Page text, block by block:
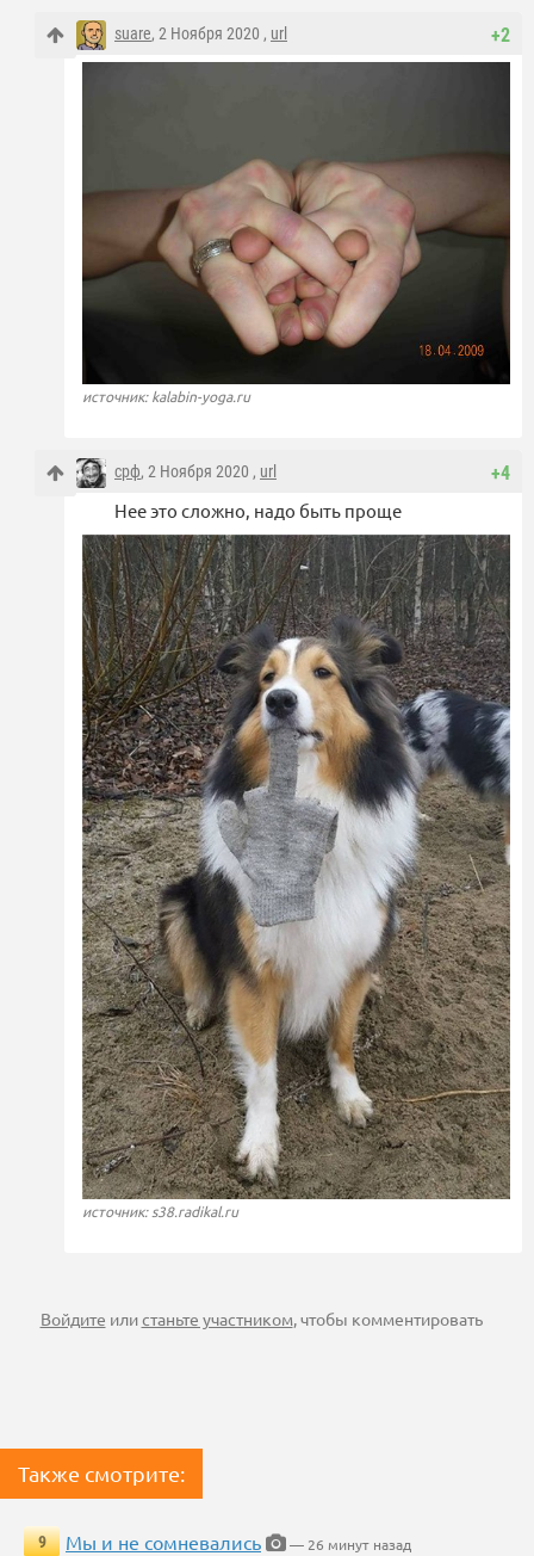
+2
suare, 2 Ноября 2020 , url
источник: kalabin-yoga.ru
+4
срф, 2 Ноября 2020 , url
Нее это сложно, надо быть проще
источник: s38.radikal.ru
Войдите илистаньте участником, чтобы комментировать
Также смотрите:
9 Мы и не сомневались
— 26 минут назад